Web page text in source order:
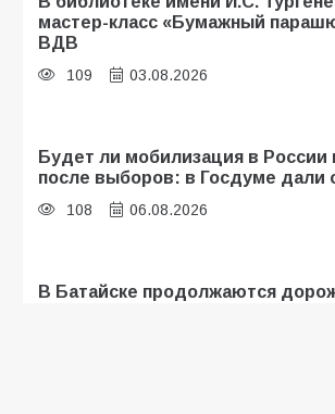
мастер-класс «Бумажный
ВДВ
109 03.08.2026
Будет ли мобилизация в России
после выборов: в Госдуме дали
108 06.08.2026
В Батайске продолжаются